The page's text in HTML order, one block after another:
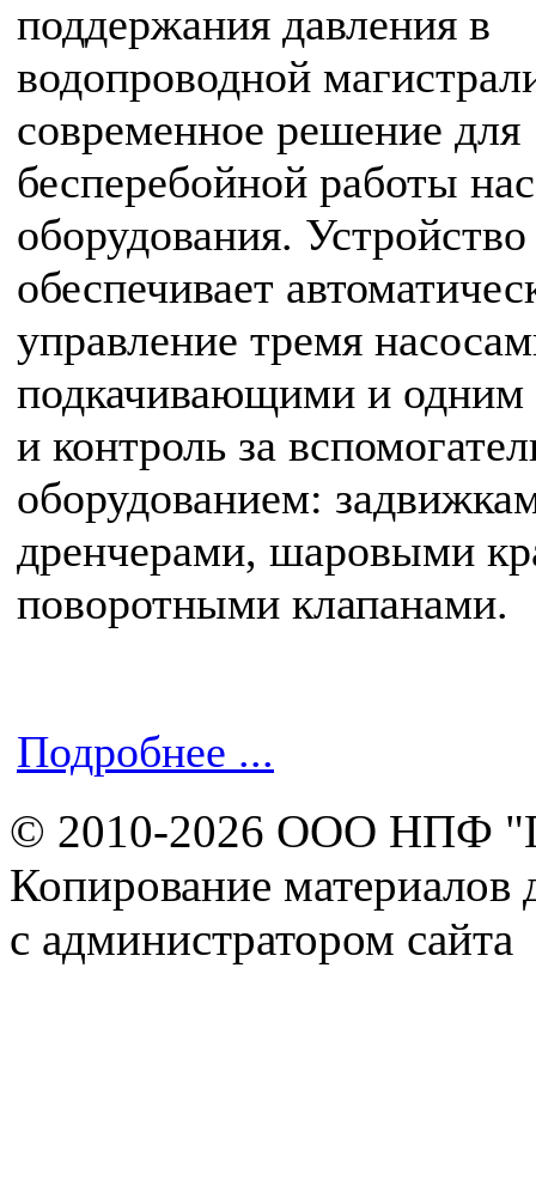
поддержания давления в
водопроводной
современное решение для
бесперебойной работы
оборудования. Устройство
обеспечивает
управление тремя
подкачивающими и
и контроль за
оборудованием:
дренчерами, шаровыми
поворотными клапанами.
Подробнее ...
© 2010-2026 ООО НПФ
Копирование материалов
с администратором сайта